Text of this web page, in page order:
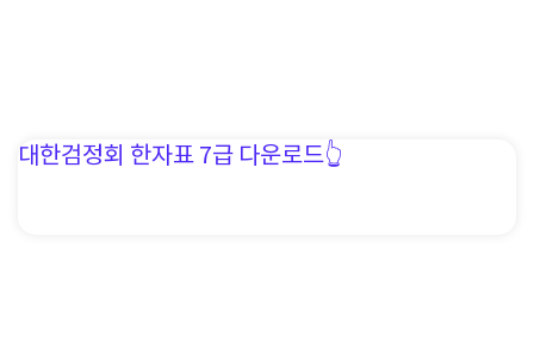
대한검정회 한자표 7급 다운로드👆️